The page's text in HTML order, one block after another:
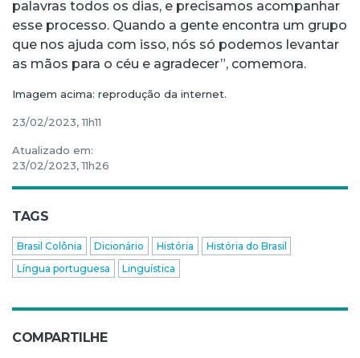
palavras todos os dias, e precisamos acompanhar
esse processo. Quando a gente encontra um grupo
que nos ajuda com isso, nós só podemos levantar
as mãos para o céu e agradecer”, comemora.
Imagem acima: reprodução da internet.
23/02/2023, 11h11
Atualizado em:
23/02/2023, 11h26
TAGS
Brasil Colônia Dicionário História
História do Brasil
Língua portuguesa
Linguística
COMPARTILHE